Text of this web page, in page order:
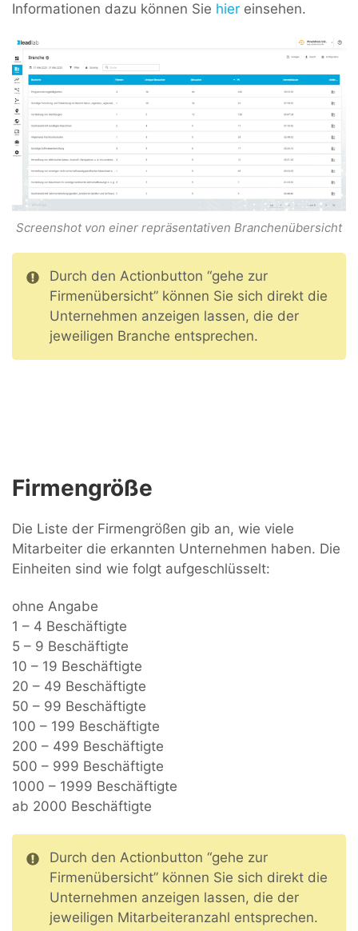
Informationen dazu können Sie hier einsehen.
Screenshot von einer repräsentativen Branchenübersicht
Durch den Actionbutton “gehe zur
Firmenübersicht” können Sie sich direkt die
Unternehmen anzeigen lassen, die der
jeweiligen Branche entsprechen.
Firmengröße
Die Liste der Firmengrößen gib an, wie viele
Mitarbeiter die erkannten Unternehmen haben. Die
Einheiten sind wie folgt aufgeschlüsselt:
ohne Angabe
1 – 4 Beschäftigte
5 – 9 Beschäftigte
10 – 19 Beschäftigte
20 – 49 Beschäftigte
50 – 99 Beschäftigte
100 – 199 Beschäftigte
200 – 499 Beschäftigte
500 – 999 Beschäftigte
1000 – 1999 Beschäftigte
ab 2000 Beschäftigte
Durch den Actionbutton “gehe zur
Firmenübersicht” können Sie sich direkt die
Unternehmen anzeigen lassen, die der
jeweiligen Mitarbeiteranzahl entsprechen.